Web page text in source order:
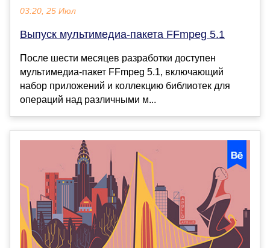
03:20, 25 Июл
Выпуск мультимедиа-пакета FFmpeg 5.1
После шести месяцев разработки доступен
мультимедиа-пакет FFmpeg 5.1, включающий
набор приложений и коллекцию библиотек для
операций над различными м...